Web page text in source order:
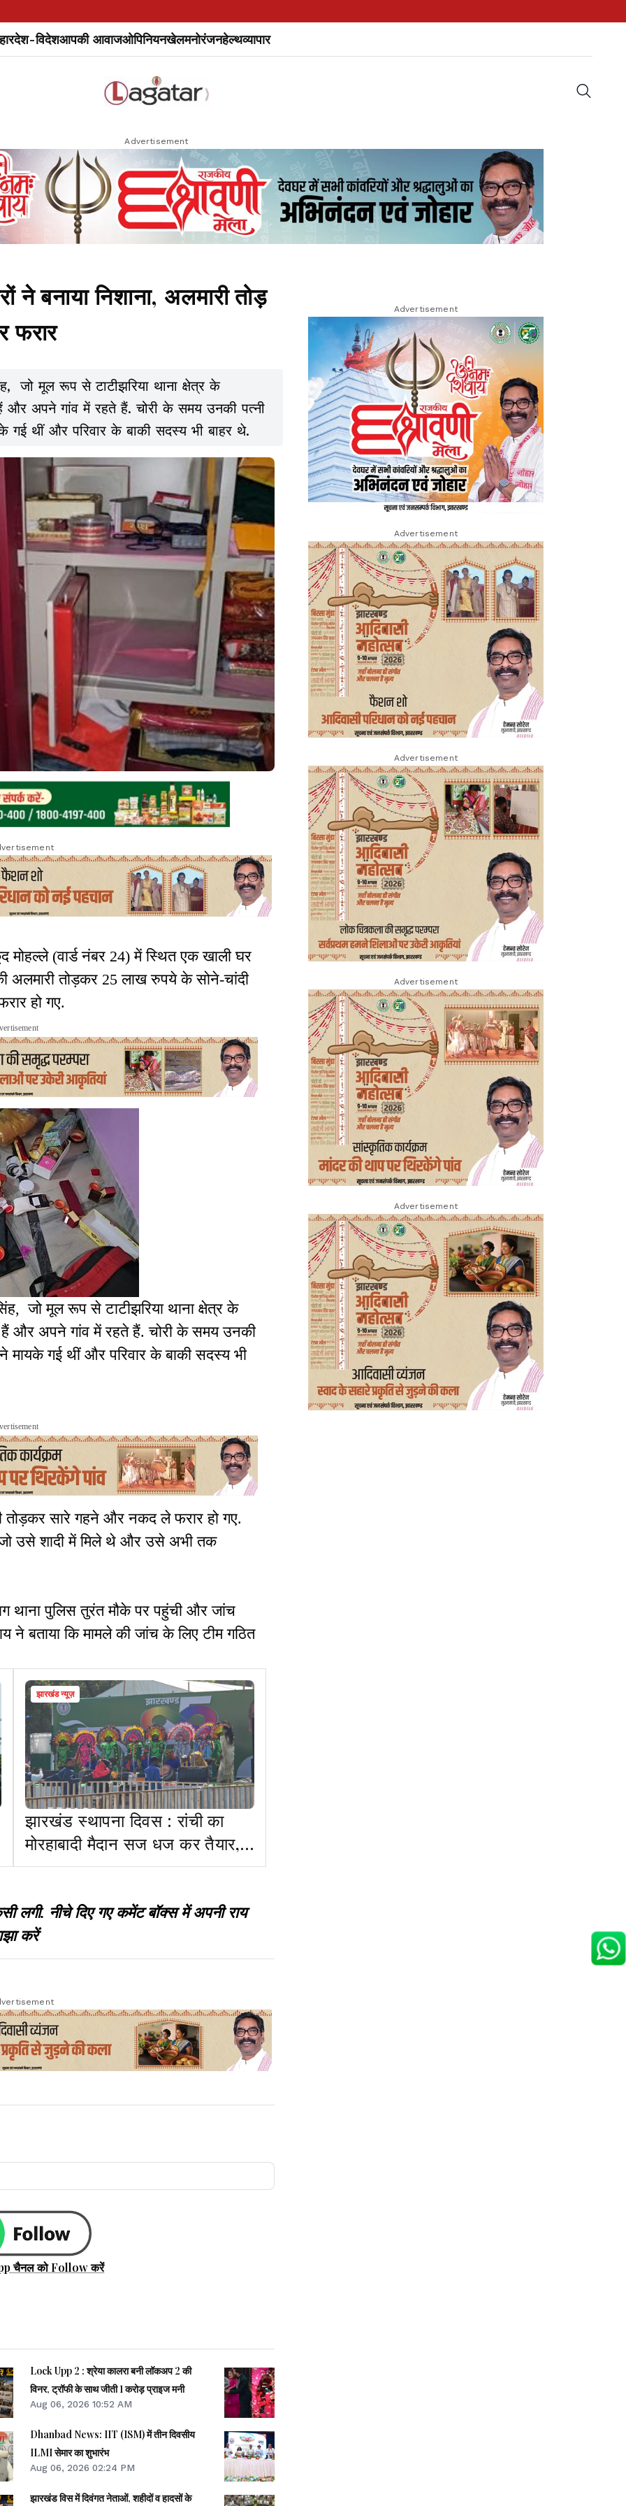
देश-विदेशआपकी आवाजओपिनियनखेलमनोरंजनहेल्थव्यापार
Advertisement
ने बनाया निशाना, अलमारी तोड़
जो मूल रूप से टाटीझरिया थाना क्षेत्र के
और अपने गांव में रहते हैं. चोरी के समय उनकी पत्नी
थीं और परिवार के बाकी सदस्य भी बाहर थे.
(वार्ड नंबर 24) में स्थित एक खाली घर
अलमारी तोड़कर 25 लाख रुपये के सोने-चांदी
हो गए.
जो मूल रूप से टाटीझरिया थाना क्षेत्र के
हैं और अपने गांव में रहते हैं. चोरी के समय उनकी
मायके गई थीं और परिवार के बाकी सदस्य भी
तोड़कर सारे गहने और नकद ले फरार हो गए.
उसे शादी में मिले थे और उसे अभी तक
थाना पुलिस तुरंत मौके पर पहुंची और जांच
ने बताया कि मामले की जांच के लिए टीम गठित
झारखंड न्यूज़
झारखंड स्थापना दिवस : रांची का
मोरहाबादी मैदान सज धज कर तैयार,
थोड़ी देर में कार्यक्रम होगा शुरू
नीचे दिए गए कमेंट बॉक्स में अपनी राय
करें
चैनल को Follow करें
Lock Upp 2 : श्रेया कालरा बनी लॉकअप 2 की
विनर, ट्रॉफी के साथ जीती 1 करोड़ प्राइज मनी
Aug 06, 2026 10:52 AM
Dhanbad News: IIT (ISM) में तीन दिवसीय
ILMI सेमार का शुभारंभ
Aug 06, 2026 02:24 PM
झारखंड विस में दिवंगत नेताओं, शहीदों व हादसों के
Advertisement
Advertisement
Advertisement
Advertisement
Advertisement